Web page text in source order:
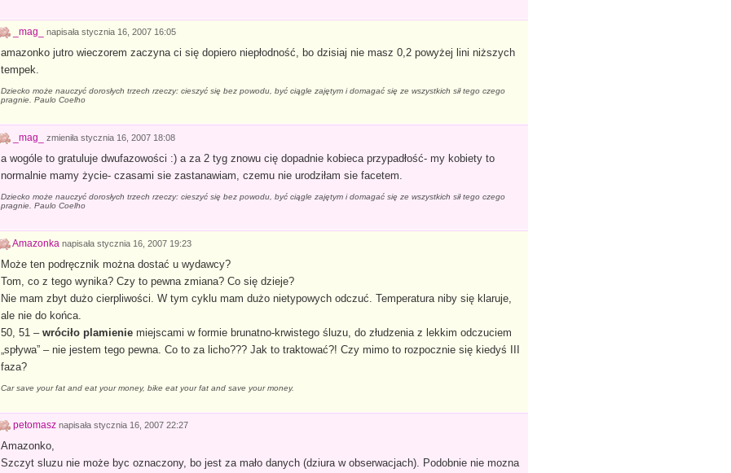
_mag_ napisała stycznia 16, 2007 16:05
amazonko jutro wieczorem zaczyna ci się dopiero niepłodność, bo dzisiaj nie masz 0,2 powyżej lini niższych
tempek.
Dziecko może nauczyć dorosłych trzech rzeczy: cieszyć się bez powodu, być ciągle zajętym i domagać się ze wszystkich sił tego czego
pragnie. Paulo Coelho
_mag_ zmieniła stycznia 16, 2007 18:08
a wogóle to gratuluje dwufazowości :) a za 2 tyg znowu cię dopadnie kobieca przypadłość- my kobiety to
normalnie mamy życie- czasami sie zastanawiam, czemu nie urodziłam sie facetem.
Dziecko może nauczyć dorosłych trzech rzeczy: cieszyć się bez powodu, być ciągle zajętym i domagać się ze wszystkich sił tego czego
pragnie. Paulo Coelho
Amazonka napisała stycznia 16, 2007 19:23
Może ten podręcznik można dostać u wydawcy?
Tom, co z tego wynika? Czy to pewna zmiana? Co się dzieje?
Nie mam zbyt dużo cierpliwości. W tym cyklu mam dużo nietypowych odczuć. Temperatura niby się klaruje,
ale nie do końca.
50, 51 – wróciło plamieniemiejscami w formie brunatno-krwistego śluzu, do złudzenia z lekkim odczuciem
„spływa” – nie jestem tego pewna. Co to za licho??? Jak to traktować?! Czy mimo to rozpocznie się kiedyś III
faza?
Car save your fat and eat your money, bike eat your fat and save your money.
petomasz napisała stycznia 16, 2007 22:27
Amazonko,
Szczyt sluzu nie może byc oznaczony, bo jest za mało danych (dziura w obserwacjach). Podobnie nie mozna